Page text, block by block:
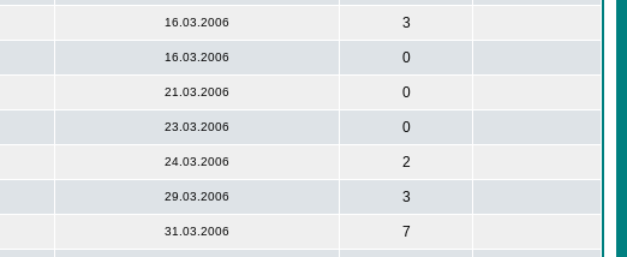
16.03.2006 3
16.03.2006 0
21.03.2006 0
23.03.2006 0
24.03.2006 2
29.03.2006 3
31.03.2006 7